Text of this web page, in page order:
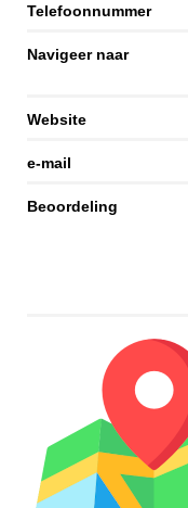
Telefoonnummer
Navigeer naar
Website
e-mail
Beoordeling